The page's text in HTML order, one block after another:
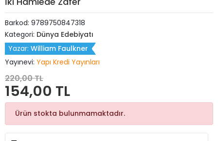
Barkod: 9789750847318
Kategori: Dünya Edebiyatı
Yazar: William Faulkner
Yayınevi: Yapı Kredi Yayınları
220,00 TL
154,00 TL
Ürün stokta bulunmamaktadır.